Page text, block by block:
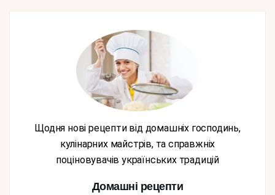
Щодня нові рецепти від домашніх господинь,
кулінарних майстрів, та справжніх
поціновувачів українських традицій
Домашні рецепти